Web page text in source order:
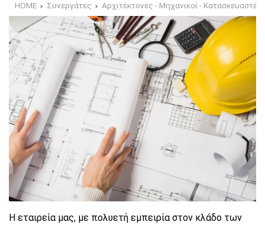
HOME Συνεργάτες Αρχιτέκτονες - Μηχανικοί - Κατασκευαστές
Η εταιρεία μας, με πολυετή εμπειρία στον κλάδο των